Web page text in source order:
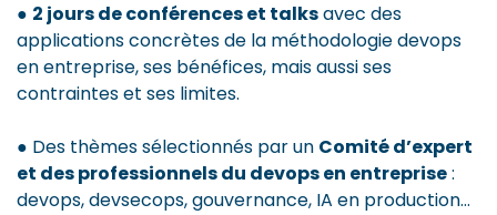
● 2 jours de conférences et talksavec des
applications concrètes de la méthodologie devops
en entreprise, ses bénéfices, mais aussi ses
contraintes et ses limites.
● Des thèmes sélectionnés par un Comité d’expert
et des professionnels du devops en entreprise:
devops, devsecops, gouvernance, IA en production...